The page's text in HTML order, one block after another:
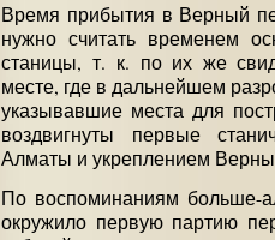
Время прибытия в Верный
нужно считать временем
станицы, т. к. по их же
месте, где в дальнейшем
указывавшие места для
воздвигнуты первые
Алматы и укреплением
По воспоминаниям больше-
окружило первую партию